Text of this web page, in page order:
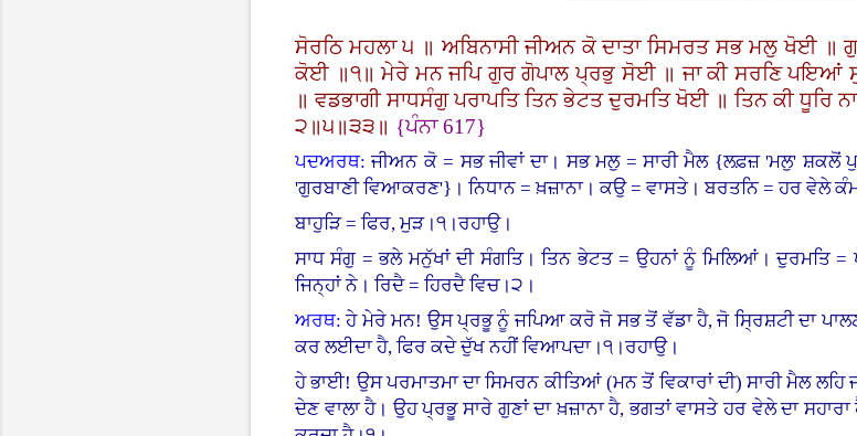
ਸੋਰਠਿ ਮਹਲਾ ੫ ॥ ਅਬਿਨਾਸੀ ਜੀਅਨ ਕੋ ਦਾਤਾ ਸਿਮਰਤ ਸਭ ਮਲੁ ਖੋਈ ॥
ਕੋਈ ॥੧॥ ਮੇਰੇ ਮਨ ਜਪਿ ਗੁਰ ਗੋਪਾਲ ਪ੍ਰਭੁ ਸੋਈ ॥ ਜਾ ਕੀ ਸਰਣਿ ਪਇਆਂ
॥ ਵਡਭਾਗੀ ਸਾਧਸੰਗੁ ਪਰਾਪਤਿ ਤਿਨ ਭੇਟਤ ਦੁਰਮਤਿ ਖੋਈ ॥ ਤਿਨ ਕੀ ਧੂਰਿ
੨॥੫॥੩੩॥ {ਪੰਨਾ617}
ਪਦਅਰਥ: ਜੀਅਨ ਕੋ = ਸਭ ਜੀਵਾਂ ਦਾ। ਸਭ ਮਲੁ = ਸਾਰੀ ਮੈਲ {ਲਫ਼ਜ਼ 'ਮਲੁ'ਸ਼ਕਲੋਂ
'ਗੁਰਬਾਣੀ ਵਿਆਕਰਣ'} । ਨਿਧਾਨ = ਖ਼ਜ਼ਾਨਾ। ਕਉ = ਵਾਸਤੇ। ਬਰਤਨਿ = ਹਰ ਵੇਲੇ
ਬਾਹੁੜਿ = ਫਿਰ, ਮੁੜ।੧।ਰਹਾਉ।
ਸਾਧ ਸੰਗੁ = ਭਲੇ ਮਨੁੱਖਾਂ ਦੀ ਸੰਗਤਿ। ਤਿਨ ਭੇਟਤ = ਉਹਨਾਂ ਨੂੰ ਮਿਲਿਆਂ। ਦੁਰਮਤਿ =
ਜਿਨ੍ਹਾਂ ਨੇ। ਰਿਦੈ = ਹਿਰਦੈ ਵਿਚ।੨।
ਅਰਥ: ਹੇ ਮੇਰੇ ਮਨ! ਉਸ ਪ੍ਰਭੂ ਨੂੰ ਜਪਿਆ ਕਰੋ ਜੋ ਸਭ ਤੋਂ ਵੱਡਾ ਹੈ, ਜੋ ਸ੍ਰਿਸ਼ਟੀ ਦਾ
ਕਰ ਲਈਦਾ ਹੈ, ਫਿਰ ਕਦੇ ਦੁੱਖ ਨਹੀਂ ਵਿਆਪਦਾ।੧।ਰਹਾਉ।
ਹੇ ਭਾਈ! ਉਸ ਪਰਮਾਤਮਾ ਦਾ ਸਿਮਰਨ ਕੀਤਿਆਂ (ਮਨ ਤੋਂ ਵਿਕਾਰਾਂ ਦੀ) ਸਾਰੀ ਮੈਲ ਲਹਿ
ਦੇਣ ਵਾਲਾ ਹੈ। ਉਹ ਪ੍ਰਭੂ ਸਾਰੇ ਗੁਣਾਂ ਦਾ ਖ਼ਜ਼ਾਨਾ ਹੈ, ਭਗਤਾਂ ਵਾਸਤੇ ਹਰ ਵੇਲੇ ਦਾ